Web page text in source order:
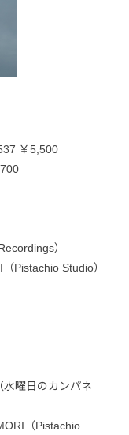
￥5,500
）
Pistachio Studio）
曜日のカンパネ
（Pistachio